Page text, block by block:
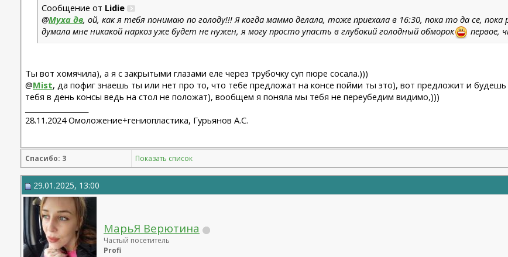
Сообщение от Lidie
@Муха дв, ой, как я тебя понимаю по голоду!!! Я когда маммо делала, тоже приехала в 16:30, пока то да се, пока
думала мне никакой наркоз уже будет не нужен, я могу просто упасть в глубокий голодный обморок
первое,
Ты вот хомячила), а я с закрытыми глазами еле через трубочку суп пюре сосала.)))
@Mist, да пофиг знаешь ты или нет про то, что тебе предложат на консе пойми ты это), вот предложит и
тебя в день консы ведь на стол не положат), вообщем я поняла мы тебя не переубедим видимо,)))
28.11.2024 Омоложение+гениопластика, Гурьянов А.С.
Спасибо: 3 Показать список
29.01.2025, 13:00
МарьЯ Верютина
Частый посетитель
Profi